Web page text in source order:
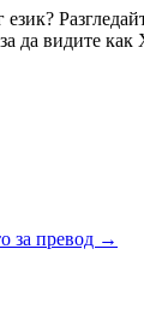
да видите как
за превод →